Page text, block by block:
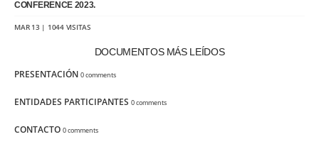
CONFERENCE 2023.
MAR 13 | 1044 VISITAS
DOCUMENTOS MÁS LEÍDOS
PRESENTACIÓN 0 comments
ENTIDADES PARTICIPANTES 0 comments
CONTACTO 0 comments